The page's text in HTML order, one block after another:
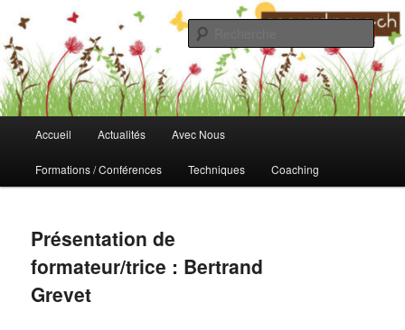
contenu
principalFondation Ecojardinage
principal
Accueil Actualités Avec Nous
Formations / Conférences Techniques Coaching
Présentation de
formateur/trice : Bertrand
Grevet